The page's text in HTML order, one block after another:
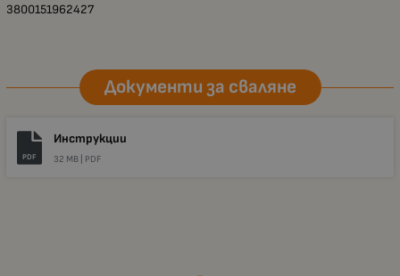
3800151962427
Документи за сваляне
PDF
Инструкции
32 MB | PDF